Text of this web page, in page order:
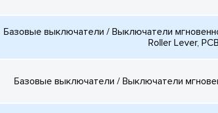
Базовые выключатели / Выключатели
Roller Lever, PCB
Базовые выключатели / Выключатели